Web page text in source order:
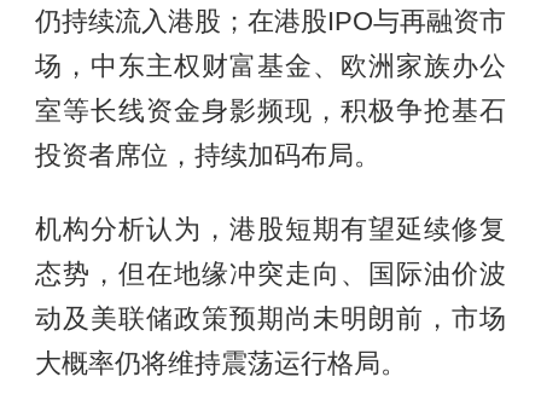
仍持续流入港股；在港股IPO与再融资市
场，中东主权财富基金、欧洲家族办公
室等长线资金身影频现，积极争抢基石
投资者席位，持续加码布局。
机构分析认为，港股短期有望延续修复
态势，但在地缘冲突走向、国际油价波
动及美联储政策预期尚未明朗前，市场
大概率仍将维持震荡运行格局。